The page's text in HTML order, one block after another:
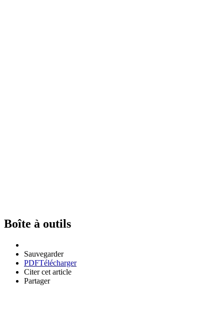
Boîte à outils
Sauvegarder
PDFTélécharger
Citer cet article
Partager